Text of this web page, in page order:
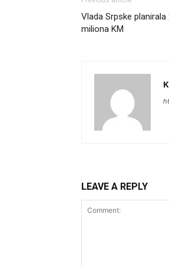
Vlada Srpske
miliona KM
LEAVE A REPLY